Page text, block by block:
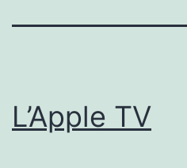
L’Apple TV